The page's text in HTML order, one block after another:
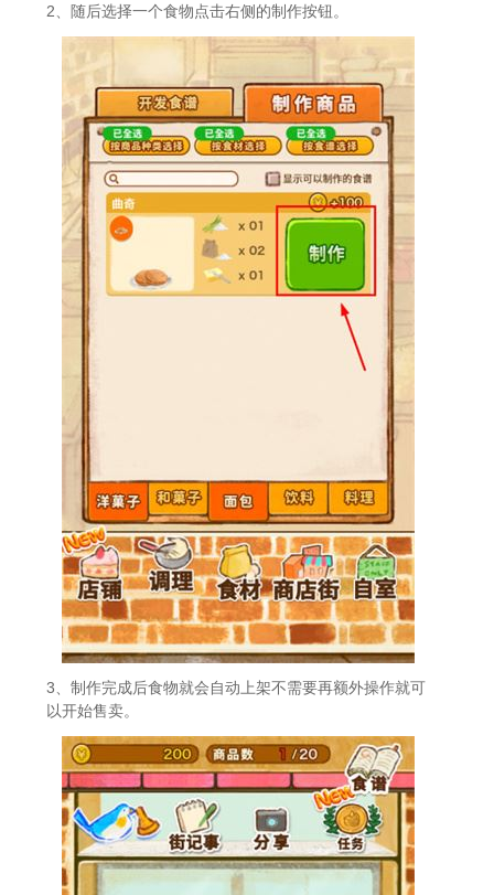
2、随后选择一个食物点击右侧的制作按钮。
3、制作完成后食物就会自动上架不需要再额外操作就可
以开始售卖。